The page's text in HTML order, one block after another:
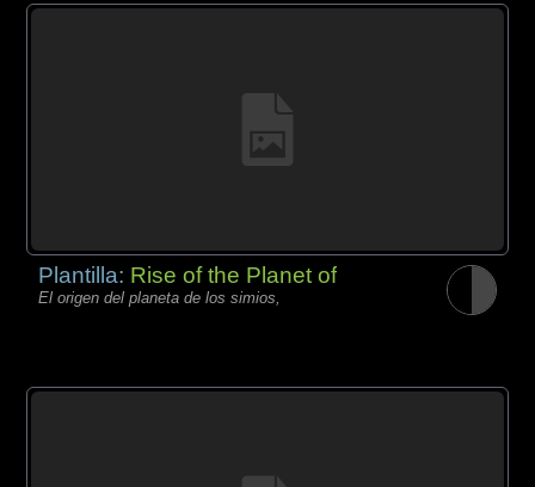
Plantilla: Rise of the Planet of
El origen del planeta de los simios,